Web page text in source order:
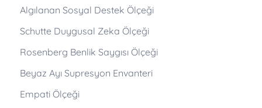
Algılanan Sosyal Destek Ölçeği
Schutte Duygusal Zeka Ölçeği
Rosenberg Benlik Saygısı Ölçeği
Beyaz Ayı Supresyon Envanteri
Empati Ölçeği